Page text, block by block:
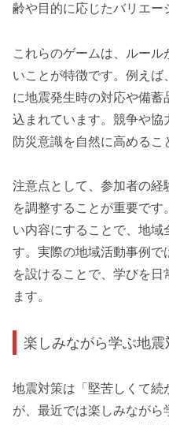
齢や目的に応じたバリエー
これらのゲームは、ルー
いことが特徴です。例えば
に地震発生時の対応や備蓄
込まれています。競争や協
防災意識を自然に高めるこ
注意点として、参加者の経
を調整することが重要で
い内容にすることで、地域
す。実際の地域活動事例で
を設けることで、学びを
ます。
楽しみながら学ぶ地震
地震対策は「堅苦しくて続
が、最近では楽しみながら